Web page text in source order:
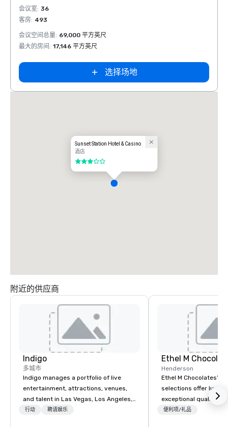
Removed from favorites
会议室: 36
客房: 493
会议空间总量: 69,000 平方英尺
最大的房间 : 17,146 平方英尺
选择场地
Sunset Station Hotel & Casino
酒店
3/5
附近的供应商
Indigo
多城市
Indigo manages a portfolio of live
entertainment, attractions, venues,
and talent in Las Vegas, Los Angeles,
and Atlantic City. We specialize in
行动 聘请娱乐
Ethel M
Henderson
Ethel M Chocolates’
selections offer
exceptional quality,
ideal choice for
便利项/礼品